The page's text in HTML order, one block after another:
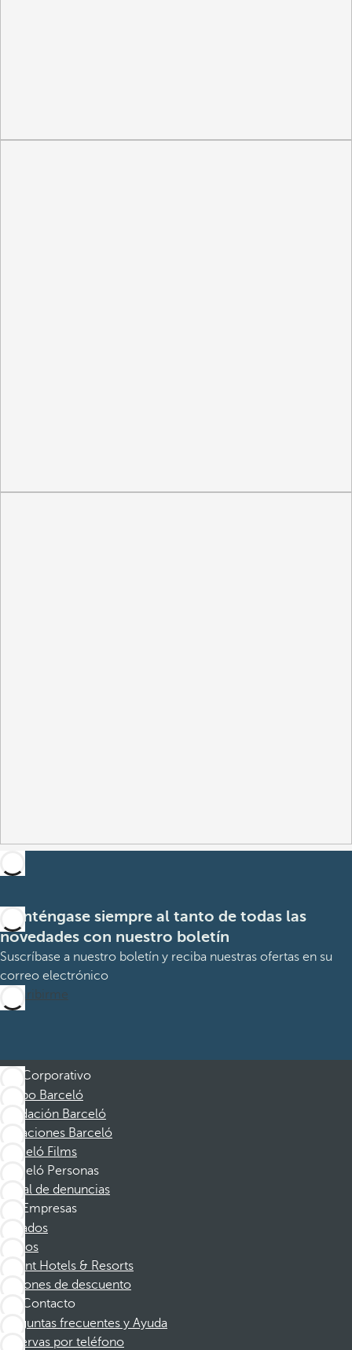
Manténgase siempre al tanto de todas las
novedades con nuestro boletín
Suscríbase a nuestro boletín y reciba nuestras ofertas en su
correo electrónico
Suscribirme
Corporativo
Grupo Barceló
Fundación Barceló
Vacaciones Barceló
Barceló Films
Barceló Personas
Canal de denuncias
Empresas
Afiliados
Socios
Dorint Hotels & Resorts
Cupones de descuento
Contacto
Preguntas frecuentes y Ayuda
Reservas por teléfono